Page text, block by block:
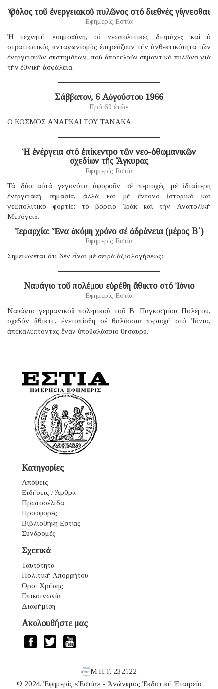
Ὁ ρόλος τοῦ ἐνεργειακοῦ πυλῶνος στό διεθνές γίγνεσθαι
Εφημερίς Εστία
Ἡ τεχνητή νοημοσύνη, οἱ γεωπολιτικές διαμάχες καί ὁ
στρατιωτικός ἀνταγωνισμός ἐπηρεάζουν τήν ἀνθεκτικότητα τῶν
ἐνεργειακῶν συστημάτων, πού ἀποτελοῦν σημαντικό πυλῶνα γιά
τήν ἐθνική ἀσφάλεια.
Σάββατον, 6 Αὐγούστου 1966
Πρό 60 ἐτῶν
Ο ΚΟΣΜΟΣ ΑΝΑΓΚΑΙ ΤΟΥ ΤΑΝΑΚΑ
Ἡ ἐνέργεια στό ἐπίκεντρο τῶν νεο-ὀθωμανικῶν
σχεδίων τῆς Ἄγκυρας
Εφημερίς Εστία
Τά δύο αὐτά γεγονότα ἀφοροῦν σέ περιοχές μέ ἰδιαίτερη
ἐνεργειακή σημασία, ἀλλά καί μέ ἔντονο ἱστορικό καί
γεωπολιτικό φορτίο: τό βόρειο Ἰράκ καί τήν Ἀνατολική
Μεσόγειο.
Ἱεραρχία: Ἕνα ἀκόμη χρόνο σέ ἀδράνεια (μέρος B΄)
Εφημερίς Εστία
Σημειώνεται ὅτι δέν εἶναι μέ σειρά ἀξιολογήσεως:
Ναυάγιο τοῦ πολέμου εὑρέθη ἄθικτο στό Ἰόνιο
Εφημερίς Εστία
Ναυάγιο γερμανικοῦ πολεμικοῦ τοῦ B; Παγκοσμίου Πολέμου,
σχεδόν ἄθικτο, ἐνετοπίσθη σέ θαλάσσια περιοχή στό Ἰόνιο,
ἀποκαλύπτοντας ἕναν ὑποθαλάσσιο θησαυρό.
Κατηγορίες
Απόψεις
Ειδήσεις / Άρθρα
Πρωτοσέλιδα
Προσφορές
Βιβλιοθήκη Εστίας
Συνδρομές
Σχετικά
Ταυτότητα
Πολιτική Απορρήτου
Όροι Χρήσης
Επικοινωνία
Διαφήμιση
Ακολουθήστε μας
Μ.Η.Τ. 232122
© 2024. Ἐφημερίς «Ἑστία» - Ἀνώνυμος Ἐκδοτική Ἑταιρεία